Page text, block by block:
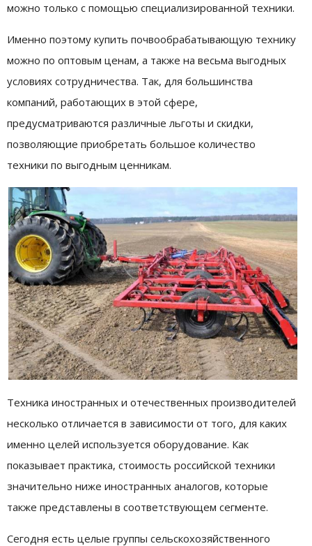
можно только с помощью специализированной техники.
Именно поэтому купить почвообрабатывающую технику
можно по оптовым ценам, а также на весьма выгодных
условиях сотрудничества. Так, для большинства
компаний, работающих в этой сфере,
предусматриваются различные льготы и скидки,
позволяющие приобретать большое количество
техники по выгодным ценникам.
Техника иностранных и отечественных производителей
несколько отличается в зависимости от того, для каких
именно целей используется оборудование. Как
показывает практика, стоимость российской техники
значительно ниже иностранных аналогов, которые
также представлены в соответствующем сегменте.
Сегодня есть целые группы сельскохозяйственного